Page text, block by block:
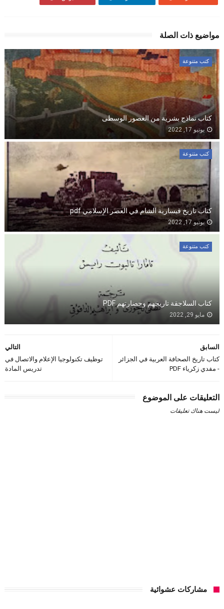
مواضيع ذات الصلة
كتب متنوعة
كتاب نماذج بشرية من العصور الوسطى
يونيو 17, 2022
كتب متنوعة
كتاب تاريخ قيسارية الشام في العصر الإسلامي pdf
يونيو 17, 2022
كتب متنوعة
كتاب السلاجقة تاريخهم وحضارتهم PDF
مايو 29, 2022
التالي
توظيف تكنولوجيا الإعلام والاتصال في
تدريس المادة
السابق
كتاب تاريخ الصحافة العربية في الجزائر
- مفدي زكرياء PDF
التعليقات على الموضوع
ليست هناك تعليقات
مشاركات عشوائية